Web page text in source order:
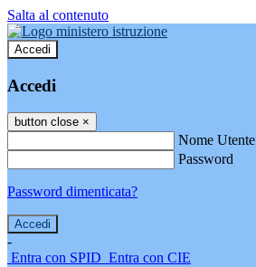
Salta al contenuto
Accedi
Accedi
button close ×
Nome Utente
Password
Password dimenticata?
-
Entra con SPID Entra con CIE